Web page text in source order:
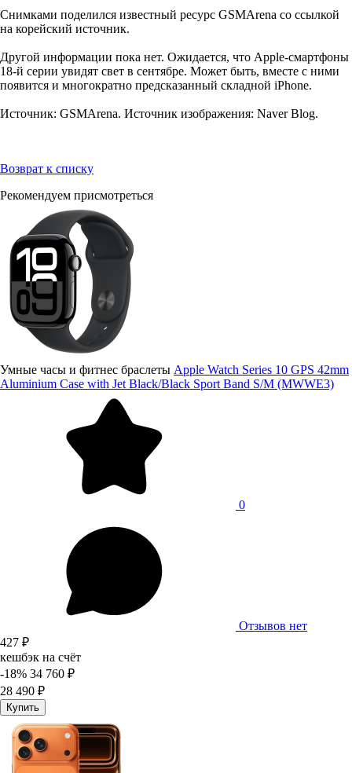
Снимками поделился известный ресурс GSMArena со ссылкой
на корейский источник.
Другой информации пока нет. Ожидается, что Apple-смартфоны
18-й серии увидят свет в сентябре. Может быть, вместе с ними
появится и многократно предсказанный складной iPhone.
Источник: GSMArena. Источник изображения: Naver Blog.
Возврат к списку
Рекомендуем присмотреться
Умные часы и фитнес браслеты Apple Watch Series 10 GPS 42mm
Aluminium Case with Jet Black/Black Sport Band S/M (MWWE3)
0
Отзывов нет
427 ₽
кешбэк на счёт
-18% 34 760 ₽
28 490 ₽
Купить